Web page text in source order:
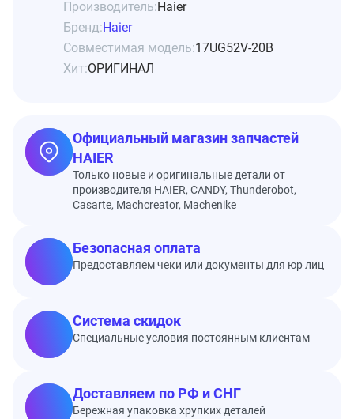
Производитель:Haier
Бренд:Haier
Совместимая модель:17UG52V-20B
Хит:ОРИГИНАЛ
Официальный магазин запчастей
HAIER
Только новые и оригинальные детали от
производителя HAIER, CANDY, Thunderobot,
Casarte, Machcreator, Machenike
Безопасная оплата
Предоставляем чеки или документы для юр лиц
Система скидок
Специальные условия постоянным клиентам
Доставляем по РФ и СНГ
Бережная упаковка хрупких деталей